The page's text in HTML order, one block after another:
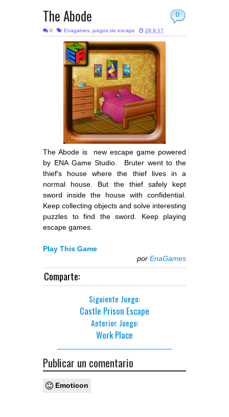
0
The Abode
0 Enagames, juegos de escape 28.9.17
The Abode is new escape game powered
by ENA Game Studio. Bruter went to the
thief's house where the thief lives in a
normal house. But the thief safely kept
sword inside the house with confidential.
Keep collecting objects and solve interesting
puzzles to find the sword. Keep playing
escape games.
Play This Game
por EnaGames
Comparte:
Siguiente Juego:
Castle Prison Escape
Anterior Juego:
Work Place
Publicar un comentario
Emoticon